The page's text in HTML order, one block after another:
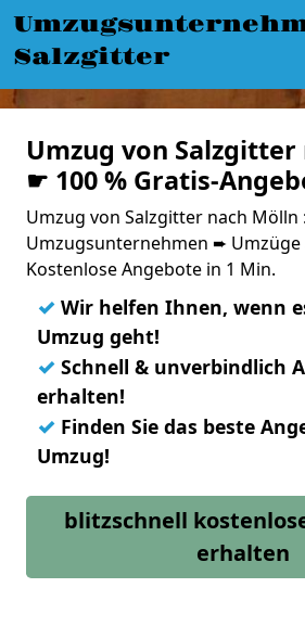
Salzgitter
Umzug von
☛ 100 % Gratis-
Umzug von Salzgitter nach Mölln
Umzugsunternehmen ➨ Umzüge
Kostenlose Angebote in 1 Min.
✓ Wir helfen Ihnen, wenn
Umzug geht!
✓ Schnell & unverbindlich
erhalten!
✓ Finden Sie das beste
Umzug!
blitzschnell
erhalten